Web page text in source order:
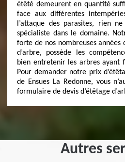
étêté demeurent en quantité
face aux différentes
l’attaque des parasites, rien
spécialiste dans le domaine.
forte de nos nombreuses années
d’arbre, possède les
bien entretenir les arbres ayant
Pour demander notre prix
de Ensues La Redonne, vous
formulaire de devis d’étêtage
Autres